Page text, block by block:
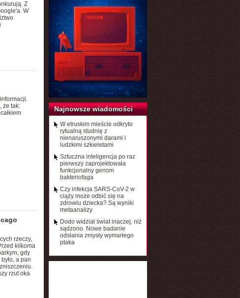
Z
W
że tak:
rzeczy,
kilkoma
gdy
a pan
rzut oka
Najnowsze wiadomości
W etruskim mieście odkryto
rytualną studnię z
nienaruszonymi darami i
ludzkimi szkieletami
Sztuczna inteligencja po raz
pierwszy zaprojektowała
funkcjonalny genom
bakteriofaga
Czy infekcja SARS-CoV-2 w
ciąży może odbić się na
zdrowiu dziecka? Są wyniki
metaanalizy
Dodo widział świat inaczej, niż
sądzono. Nowe badanie
odsłania zmysły wymarłego
ptaka